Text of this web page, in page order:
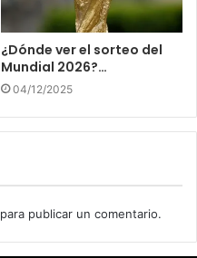
¿Dónde ver el sorteo del
Mundial 2026?…
04/12/2025
para publicar un comentario.